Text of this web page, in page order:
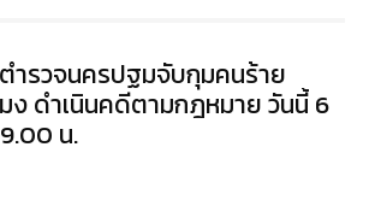
ำรวจนครปฐมจับกุมคนร้าย
ง ดำเนินคดีตามกฎหมาย วันนี้ 6
น.